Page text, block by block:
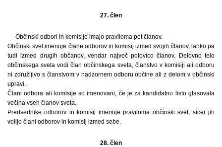
27. člen
Občinski odbori in komisije imajo praviloma pet članov.
Občinski svet imenuje člane odborov in komisij izmed svojih članov, lahko pa
tudi izmed drugih občanov, vendar največ polovico članov. Delovno telo
občinskega sveta vodi član občinskega sveta, članstvo v komisiji ali odboru
ni združljivo s članstvom v nadzornem odboru občine ali z delom v občinski
upravi.
Člani odbora ali komisije so imenovani, če je za kandidatno listo glasovala
večina vseh članov sveta.
Predsednike odborov in komisij imenuje praviloma občinski svet, sicer jih
volijo člani odborov in komisij izmed sebe.
28. člen